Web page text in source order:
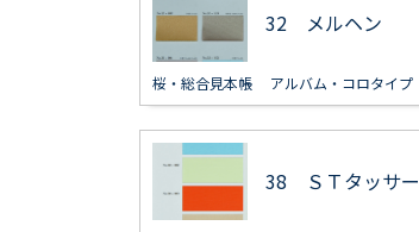
32 メルヘン
桜・総合見本帳 アルバム・コロタイプ
38 ＳＴタッサー